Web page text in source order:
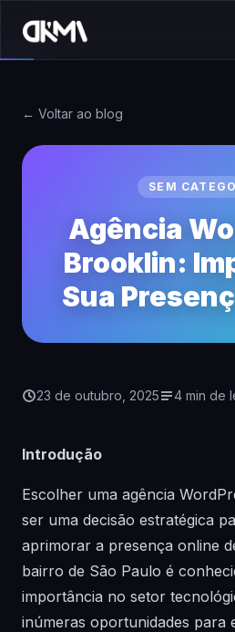
← Voltar ao blog
SEM
Agência
Brooklin:
Sua
23 de outubro, 2025 4 min de
Introdução
Escolher uma agência
ser uma decisão estratégica
aprimorar a presença online
bairro de São Paulo é
importância no setor
inúmeras oportunidades para